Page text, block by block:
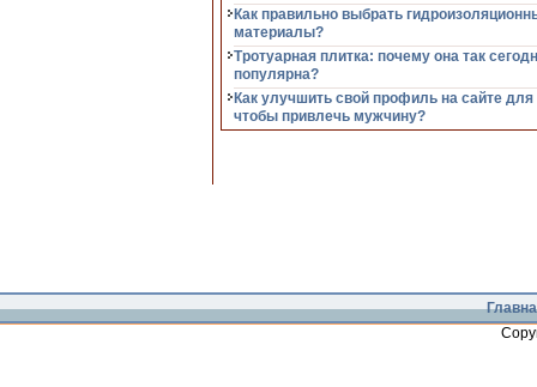
Как правильно выбрать
материалы?
Тротуарная плитка: почему она так
популярна?
Как улучшить свой профиль на сайте для
чтобы привлечь мужчину?